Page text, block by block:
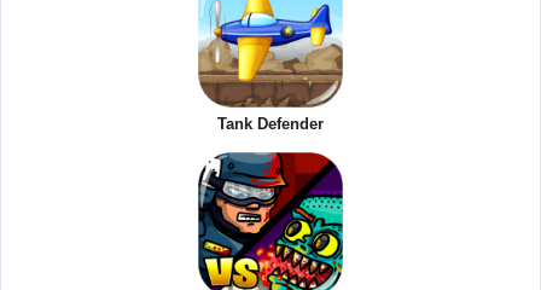
Tank Defender